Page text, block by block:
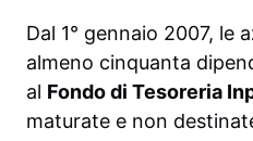
Dal 1° gennaio 2007, le
almeno cinquanta
al Fondo di Tesoreria
maturate e non